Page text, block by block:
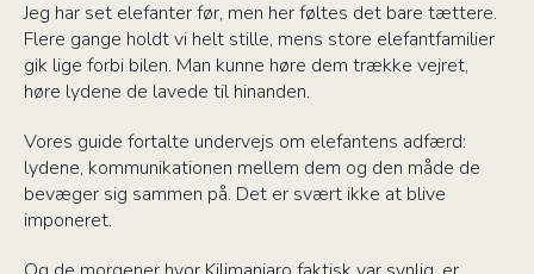
Jeg har set elefanter før, men her føltes det bare tættere.
Flere gange holdt vi helt stille, mens store elefantfamilier
gik lige forbi bilen. Man kunne høre dem trække vejret,
høre lydene de lavede til hinanden.
Vores guide fortalte undervejs om elefantens adfærd:
lydene, kommunikationen mellem dem og den måde de
bevæger sig sammen på. Det er svært ikke at blive
imponeret.